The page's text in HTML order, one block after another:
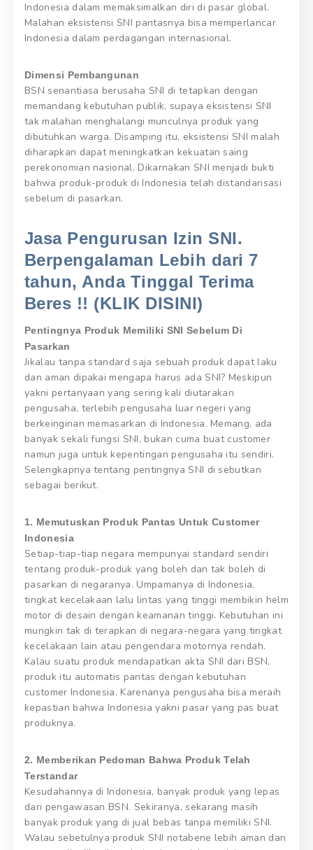
Indonesia dalam memaksimalkan diri di pasar global.
Malahan eksistensi SNI pantasnya bisa memperlancar
Indonesia dalam perdagangan internasional.
Dimensi Pembangunan
BSN senantiasa berusaha SNI di tetapkan dengan
memandang kebutuhan publik, supaya eksistensi SNI
tak malahan menghalangi munculnya produk yang
dibutuhkan warga. Disamping itu, eksistensi SNI malah
diharapkan dapat meningkatkan kekuatan saing
perekonomian nasional. Dikarnakan SNI menjadi bukti
bahwa produk-produk di Indonesia telah distandarisasi
sebelum di pasarkan.
Jasa Pengurusan Izin SNI.
Berpengalaman Lebih dari 7
tahun, Anda Tinggal Terima
Beres !! (KLIK DISINI)
Pentingnya Produk Memiliki SNI Sebelum Di
Pasarkan
Jikalau tanpa standard saja sebuah produk dapat laku
dan aman dipakai mengapa harus ada SNI? Meskipun
yakni pertanyaan yang sering kali diutarakan
pengusaha, terlebih pengusaha luar negeri yang
berkeinginan memasarkan di Indonesia. Memang, ada
banyak sekali fungsi SNI, bukan cuma buat customer
namun juga untuk kepentingan pengusaha itu sendiri.
Selengkapnya tentang pentingnya SNI di sebutkan
sebagai berikut.
1. Memutuskan Produk Pantas Untuk Customer
Indonesia
Setiap-tiap-tiap negara mempunyai standard sendiri
tentang produk-produk yang boleh dan tak boleh di
pasarkan di negaranya. Umpamanya di Indonesia,
tingkat kecelakaan lalu lintas yang tinggi membikin helm
motor di desain dengan keamanan tinggi. Kebutuhan ini
mungkin tak di terapkan di negara-negara yang tingkat
kecelakaan lain atau pengendara motornya rendah.
Kalau suatu produk mendapatkan akta SNI dari BSN,
produk itu automatis pantas dengan kebutuhan
customer Indonesia. Karenanya pengusaha bisa meraih
kepastian bahwa Indonesia yakni pasar yang pas buat
produknya.
2. Memberikan Pedoman Bahwa Produk Telah
Terstandar
Kesudahannya di Indonesia, banyak produk yang lepas
dari pengawasan BSN. Sekiranya, sekarang masih
banyak produk yang di jual bebas tanpa memiliki SNI.
Walau sebetulnya produk SNI notabene lebih aman dan